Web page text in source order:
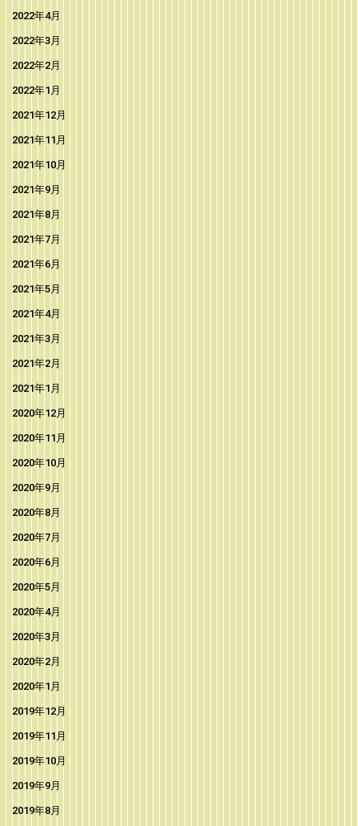
2022年4月
2022年3月
2022年2月
2022年1月
2021年12月
2021年11月
2021年10月
2021年9月
2021年8月
2021年7月
2021年6月
2021年5月
2021年4月
2021年3月
2021年2月
2021年1月
2020年12月
2020年11月
2020年10月
2020年9月
2020年8月
2020年7月
2020年6月
2020年5月
2020年4月
2020年3月
2020年2月
2020年1月
2019年12月
2019年11月
2019年10月
2019年9月
2019年8月